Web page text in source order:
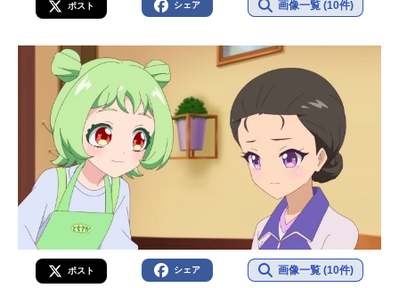
ポスト シェア 画像一覧 (10件)
ポスト シェア 画像一覧 (10件)